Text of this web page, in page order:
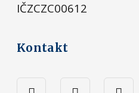
IČZCZC00612
Kontakt